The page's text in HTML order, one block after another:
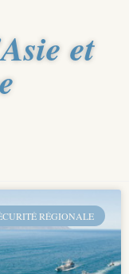
et
RÉGIONALE